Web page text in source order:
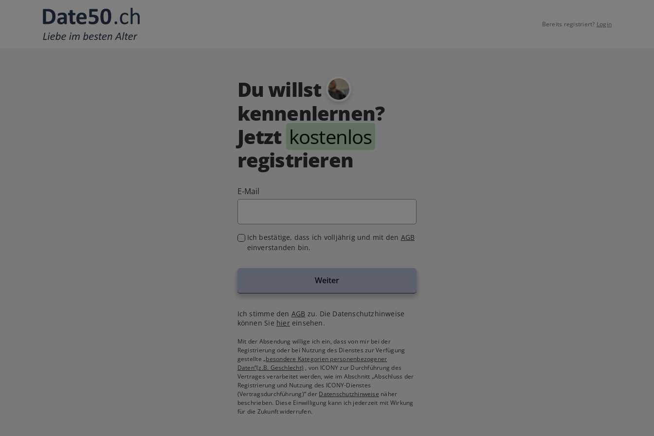
Bereits registriert? Login
Du willst
kennenlernen?
Jetzt kostenlos
registrieren
E-Mail
Ich bestätige, dass ich volljährig und mit den AGB
einverstanden bin.
Weiter
Ich stimme den AGB zu. Die Datenschutzhinweise
können Sie hiereinsehen.
Mit der Absendung willige ich ein, dass von mir bei der
Registrierung oder bei Nutzung des Dienstes zur Verfügung
gestellte„besondere Kategorien personenbezogener
Daten“(z.B. Geschlecht) , von ICONY zur Durchführung des
Vertrages verarbeitet werden, wie im Abschnitt „Abschluss der
Registrierung und Nutzung des ICONY-Dienstes
(Vertragsdurchführung)“ der Datenschutzhinweise näher
beschrieben. Diese Einwilligung kann ich jederzeit mit Wirkung
für die Zukunft widerrufen.